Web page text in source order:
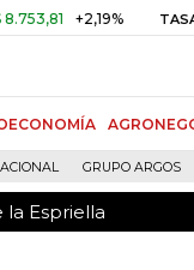
+2,19% TASA DE
GRUPO ARGOS
Espriella
la Espriella